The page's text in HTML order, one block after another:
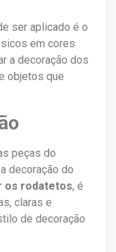
ser aplicado é o
em cores
a decoração dos
objetos que
peças do
decoração do
os rodatetos, é
claras e
de decoração